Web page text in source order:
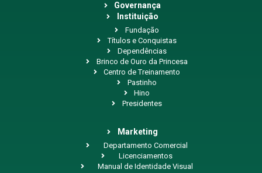
Governança
Instituição
Fundação
Títulos e Conquistas
Dependências
Brinco de Ouro da Princesa
Centro de Treinamento
Pastinho
Hino
Presidentes
Marketing
Departamento Comercial
Licenciamentos
Manual de Identidade Visual